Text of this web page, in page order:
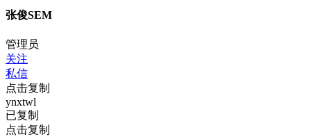
张俊SEM
管理员
关注
私信
点击复制
ynxtwl
已复制
点击复制